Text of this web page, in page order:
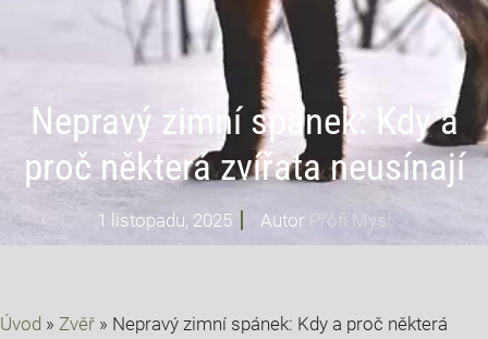
Nepravý zimní spánek: Kdy a
proč některá zvířata neusínají
1 listopadu, 2025 Autor Profi Mysl
Úvod » Zvěř » Nepravý zimní spánek: Kdy a proč některá